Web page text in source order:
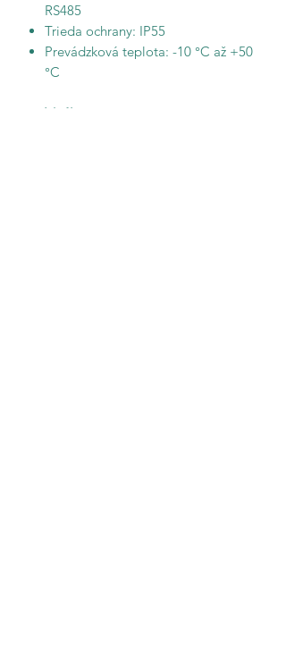
RS485
Trieda ochrany: IP55
Prevádzková teplota: -10 °C až +50
°C
Ideálne pre: